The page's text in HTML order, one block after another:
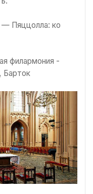
Пяццолла: ко
филармония -
Барток